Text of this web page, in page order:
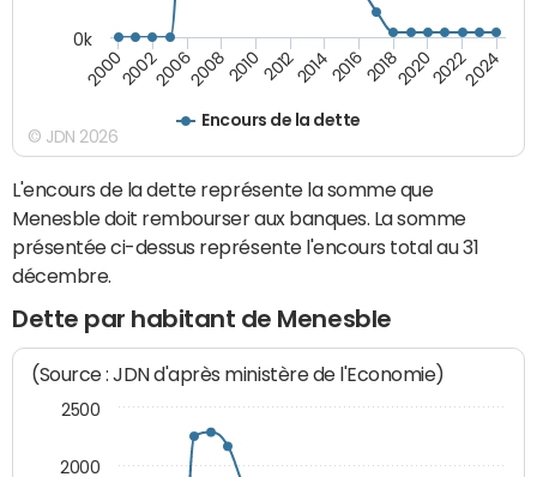
Encours de la dette
200020022006200820102012201420162018202020222024
0k
© JDN 2026
L'encours de la dette représente la somme que
Menesble doit rembourser aux banques. La somme
présentée ci-dessus représente l'encours total au 31
décembre.
Dette par habitant de Menesble
(Source : JDN d'après ministère de l'Economie)
2000
2500